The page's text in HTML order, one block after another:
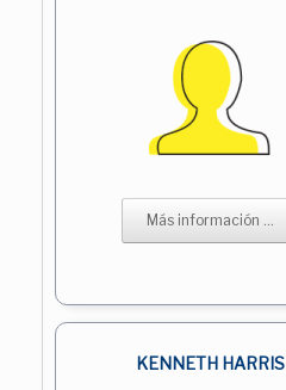
Más información ...
KENNETH HARRIS